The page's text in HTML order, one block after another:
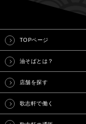
TOPページ
油そばとは？
店舗を探す
歌志軒で働く